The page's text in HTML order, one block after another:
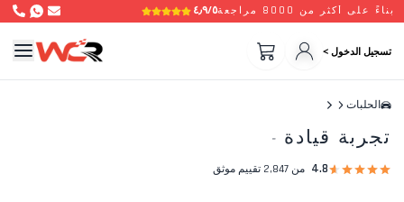
٤٫٩/٥ بناءً على أكثر من 8000 مراجعة
تسجيل الدخول >
الحلبات
تجربة قيادة -
4.8 من 2,847 تقييم موثق